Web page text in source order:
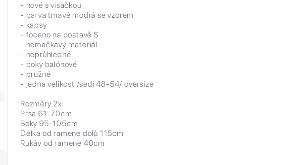
- nové s visačkou
- barva tmavě modrá se vzorem
- kapsy
- foceno na postavě S
- nemačkavý materiál
- neprůhledné
- boky balónové
- pružné
- jedna velikost /sedí 48-54/ oversize
Rozměry 2x:
Prsa 61-70cm
Boky 95-105cm
Délka od ramene dolů 115cm
Rukáv od ramene 40cm